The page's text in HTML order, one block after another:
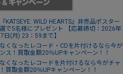
KATSEYE: WILD HEARTS』非売品ポスター
で5名様にプレゼント 【応募締切：2026年
日(月) 23：59まで】
くなったレコード・CDを片付けるなら今が
ス！買取金額20％UPキャンペーン！！
くなったレコードを片付けるなら今がチャ
買取金額20％UPキャンペーン！！